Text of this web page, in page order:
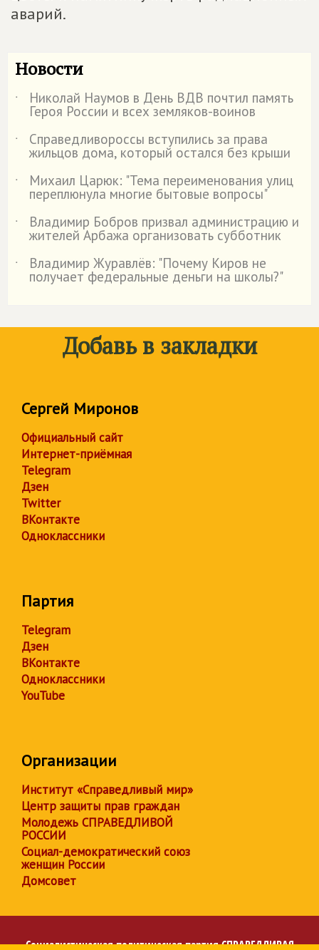
аварий.
Новости
˙ Николай Наумов в День ВДВ почтил память
Героя России и всех земляков-воинов
˙
Справедливороссы вступились за права
жильцов дома, который остался без крыши
˙
Михаил Царюк: "Тема переименования улиц
переплюнула многие бытовые вопросы"
˙
Владимир Бобров призвал администрацию и
жителей Арбажа организовать субботник
˙
Владимир Журавлёв: "Почему Киров не
получает федеральные деньги на школы?"
Добавь в закладки
Сергей Миронов
Официальный сайт
Интернет-приёмная
Telegram
Дзен
Twitter
ВКонтакте
Одноклассники
Партия
Telegram
Дзен
ВКонтакте
Одноклассники
YouTube
Организации
Институт «Справедливый мир»
Центр защиты прав граждан
Молодежь СПРАВЕДЛИВОЙ
РОССИИ
Социал-демократический союз
женщин России
Домсовет
Социалистическая политическая партияСПРАВЕДЛИВАЯ